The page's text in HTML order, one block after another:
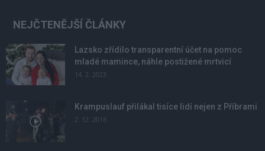
NEJČTENĚJŠÍ ČLÁNKY
Lazsko zřídilo transparentní účet na pomoc
mladé mamince, náhle postižené mrtvicí
14. 2. 2023
Krampuslauf přilákal tisíce lidí nejen z Příbrami
2. 12. 2016